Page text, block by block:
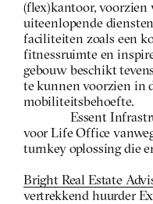
(flex)kantoor, voorzien
uiteenlopende
faciliteiten zoals een
fitnessruimte en
gebouw beschikt
te kunnen voorzien in
mobiliteitsbehoefte.
Essent
voor Life Office
turnkey oplossing die
Bright Real Estate
vertrekkend huurder